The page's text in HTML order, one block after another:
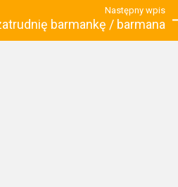
Następny wpis
barmankę / barmana